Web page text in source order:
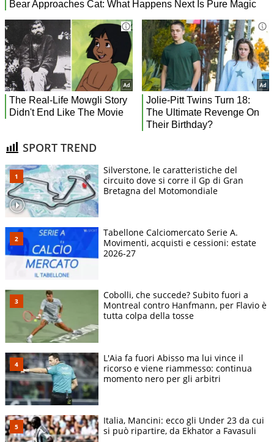
SPORT TREND
Silverstone, le caratteristiche del
circuito dove si corre il Gp di Gran
Bretagna del Motomondiale
Tabellone Calciomercato Serie A.
Movimenti, acquisti e cessioni: estate
2026-27
Cobolli, che succede? Subito fuori a
Montreal contro Hanfmann, per Flavio è
tutta colpa della tosse
L'Aia fa fuori Abisso ma lui vince il
ricorso e viene riammesso: continua
momento nero per gli arbitri
Italia, Mancini: ecco gli Under 23 da cui
si può ripartire, da Ekhator a Favasuli